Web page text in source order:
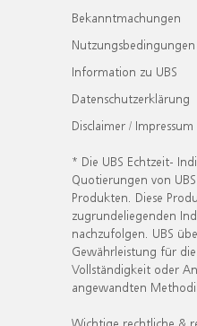
Bekanntmachungen
Nutzungsbedingungen
Information zu UBS
Datenschutzerklärung
Disclaimer / Impressum
* Die UBS Echtzeit-
Quotierungen von
Produkten. Diese
zugrundeliegenden
nachzufolgen. UBS
Gewährleistung für
Vollständigkeit oder
angewandten